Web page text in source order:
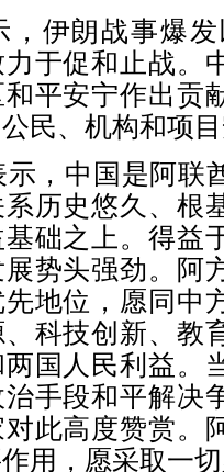
，伊朗战事爆
于促和止战。
平安宁作出贡
民、机构和项
示，中国是阿联
历史悠久、根
础之上。得益
势头强劲。阿
地位，愿同中
科技创新、教
国人民利益。
手段和平解决
此高度赞赏。
用，愿采取一